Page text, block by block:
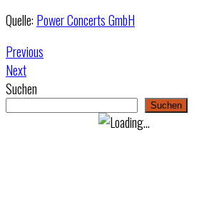
Quelle: Power Concerts GmbH
Previous
Next
Suchen
Suchen